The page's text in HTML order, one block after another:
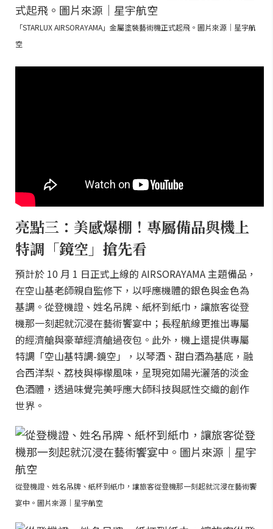
「STARLUX AIRSORAYAMA」金屬塗裝藝術機正式起飛。圖片來源｜星宇航
空
亮點三：美感爆棚！專屬備品與機上
特調「鏡空」搶先看
預計於 10 月 1 日正式上線的 AIRSORAYAMA 主題備品，
在空山基老師親自監修下，以呼應機體的銀色與金色為
基調。從登機證、姓名吊牌、紙杯到紙巾，讓旅客從登
機那一刻起就沉浸在藝術饗宴中；長程航線更推出專屬
的經濟艙與豪華經濟艙過夜包。此外，機上還提供專屬
特調「空山基特調-鏡空」，以琴酒、甜白酒為基底，融
合西洋梨、荔枝與檸檬風味，呈現宛如陽光灑落的淡金
色酒體，透過味覺完美呼應大師科技與感性交織的創作
世界。
從登機證、姓名吊牌、紙杯到紙巾，讓旅客從登機那一刻起就沉浸在藝術饗
宴中。圖片來源｜星宇航空